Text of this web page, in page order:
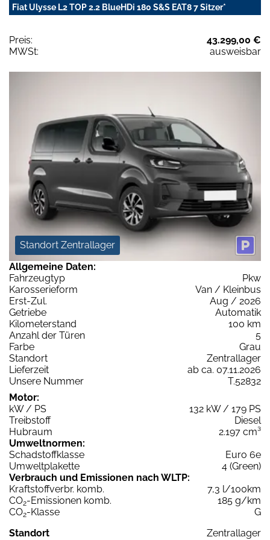
Fiat Ulysse L2 TOP 2.2 BlueHDi 180 S&S EAT8 7 Sitzer*
Preis:
43.299,00 €
MWSt:
ausweisbar
Standort Zentrallager
Allgemeine Daten:
Fahrzeugtyp
Pkw
Karosserieform
Van / Kleinbus
Erst-Zul.
Aug / 2026
Getriebe
Automatik
Kilometerstand
100 km
Anzahl der Türen
5
Farbe
Grau
Standort
Zentrallager
Lieferzeit
ab ca. 07.11.2026
Unsere Nummer
T.52832
Motor:
kW / PS
132 kW / 179 PS
Treibstoff
Diesel
Hubraum
2.197 cm³
Umweltnormen:
Schadstoffklasse
Euro 6e
Umweltplakette
4 (Green)
Verbrauch und Emissionen nach WLTP:
Kraftstoffverbr. komb.
7,3 l/100km
CO2-Emissionen komb.
185 g/km
CO2-Klasse
G
Standort
Zentrallager